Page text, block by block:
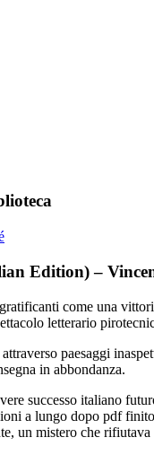
Edition) –
come una
letterario
paesaggi
in abbondanza.
successo italiano
a lungo dopo pdf
un mistero che